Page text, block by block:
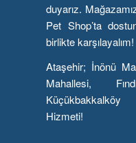
duyarız.
Pet Shop’ta
birlikte karşılayalım!
Ataşehir; İnönü
Mahallesi,
Hizmeti!